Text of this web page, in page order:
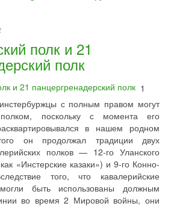
полк и 21
полк
1
с полным правом могут
поскольку с момента его
в нашем родном
он продолжал традиции двух
полков — 12-го Уланского
«Инстерские казаки») и 9-го Конно-
того, что кавалерийские
быть использованы должным
во время 2 Мировой войны, они